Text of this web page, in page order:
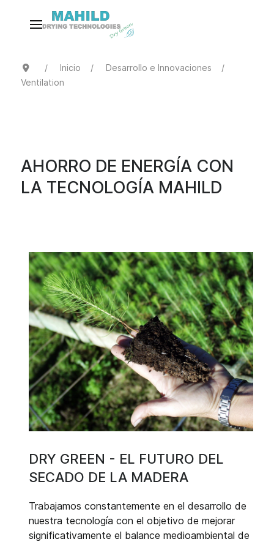
Inicio
Desarrollo e Innovaciones
Ventilation
AHORRO DE ENERGÍA CON
LA TECNOLOGÍA MAHILD
DRY GREEN - EL FUTURO DEL
SECADO DE LA MADERA
Trabajamos constantemente en el desarrollo de
nuestra tecnología con el objetivo de mejorar
significativamente el balance medioambiental de